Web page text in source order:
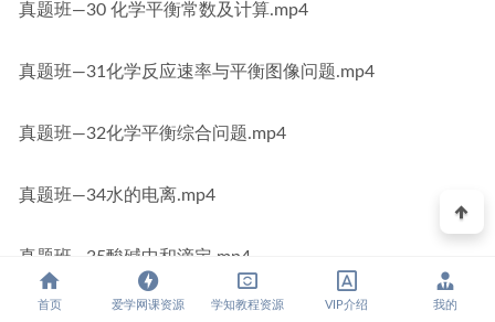
真题班—30 化学平衡常数及计算.mp4
真题班—31化学反应速率与平衡图像问题.mp4
真题班—32化学平衡综合问题.mp4
真题班—34水的电离.mp4
真题班—35酸碱中和滴定.mp4
首页 爱学网课资源 学知教程资源 VIP介绍 我的